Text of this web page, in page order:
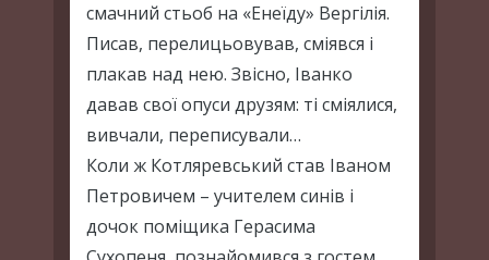
смачний стьоб на «Енеїду» Вергілія.
Писав, перелицьовував, сміявся і
плакав над нею. Звісно, Іванко
давав свої опуси друзям: ті сміялися,
вивчали, переписували…
Коли ж Котляревський став Іваном
Петровичем – учителем синів і
дочок поміщика Герасима